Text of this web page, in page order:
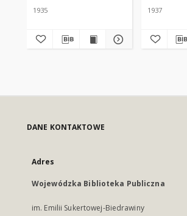
1935 1937
DANE KONTAKTOWE
Adres
Wojewódzka Biblioteka Publiczna
im. Emilii Sukertowej-Biedrawiny